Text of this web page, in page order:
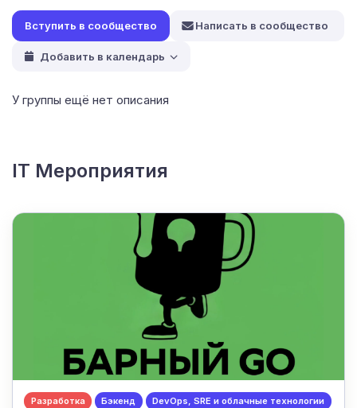
Написать в сообщество
Добавить в календарь
У группы ещё нет описания
IT Мероприятия
Разработка Бэкенд DevOps, SRE и облачные технологии